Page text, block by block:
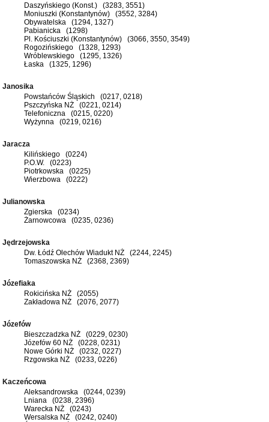
Daszyńskiego (Konst.) (3283, 3551)
Moniuszki (Konstantynów) (3552, 3284)
Obywatelska (1294, 1327)
Pabianicka (1298)
Pl. Kościuszki (Konstantynów) (3066, 3550, 3549)
Rogozińskiego (1328, 1293)
Wróblewskiego (1295, 1326)
Łaska (1325, 1296)
Janosika
Powstańców Śląskich (0217, 0218)
Pszczyńska NŻ (0221, 0214)
Telefoniczna (0215, 0220)
Wyżynna (0219, 0216)
Jaracza
Kilińskiego (0224)
P.O.W. (0223)
Piotrkowska (0225)
Wierzbowa (0222)
Julianowska
Zgierska (0234)
Żarnowcowa (0235, 0236)
Jędrzejowska
Dw. Łódź Olechów Wiadukt NŻ (2244, 2245)
Tomaszowska NŻ (2368, 2369)
Józefiaka
Rokicińska NŻ (2055)
Zakładowa NŻ (2076, 2077)
Józefów
Bieszczadzka NŻ (0229, 0230)
Józefów 60 NŻ (0228, 0231)
Nowe Górki NŻ (0232, 0227)
Rzgowska NŻ (0233, 0226)
Kaczeńcowa
Aleksandrowska (0244, 0239)
Lniana (0238, 2396)
Warecka NŻ (0243)
Wersalska NŻ (0242, 0240)